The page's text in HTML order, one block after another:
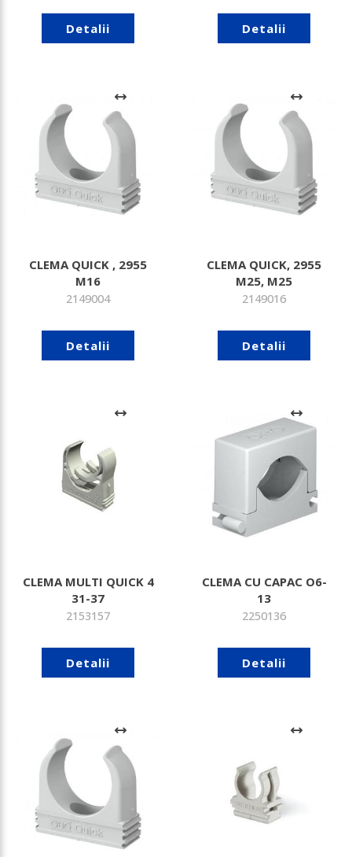
Detalii Detalii
CLEMA QUICK , 2955
M16
2149004
Detalii
CLEMA QUICK, 2955
M25, M25
2149016
Detalii
CLEMA MULTI QUICK 4
31-37
2153157
Detalii
CLEMA CU CAPAC O6-
13
2250136
Detalii